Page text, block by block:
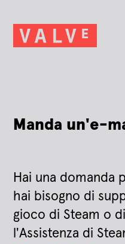
Manda un'e-
Hai una domanda
hai bisogno di
gioco di Steam o
l'Assistenza di